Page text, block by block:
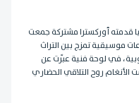
قدمته أوركسترا مشتركة جمعت
موسيقية تمزج بين التراث
في لوحة فنية عبّرت عن
روح التلاقي الحضاري